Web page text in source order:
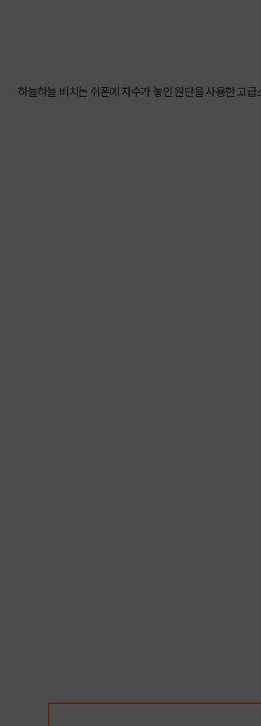
하늘하늘 비치는 쉬폰에 자수가 놓인 원단을 사용한 고